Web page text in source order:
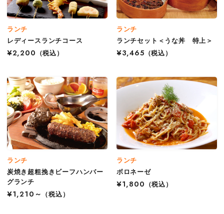
ランチ
レディースランチコース
¥2,200
（税込）
ランチ
ランチセット＜うな丼 特上＞
¥3,465 （税込）
ランチ
炭焼き超粗挽きビーフハンバー
グランチ
¥1,210～
（税込）
ランチ
ボロネーゼ
¥1,800
（税込）